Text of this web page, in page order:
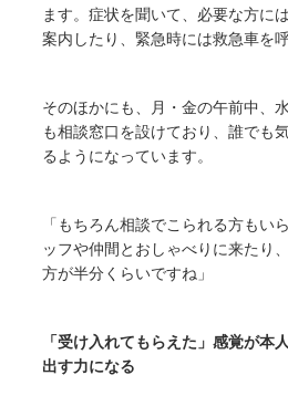
ます。症状を聞いて、必要な方に
案内したり、緊急時には救急車を
そのほかにも、月・金の午前中、
も相談窓口を設けており、誰でも
るようになっています。
「もちろん相談でこられる方もい
ッフや仲間とおしゃべりに来たり
方が半分くらいですね」
「受け入れてもらえた」感覚が本
出す力になる